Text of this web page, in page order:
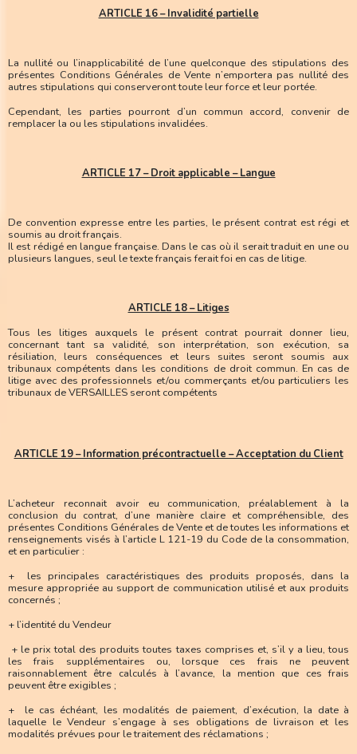
ARTICLE 16 – Invalidité partielle
La nullité ou l’inapplicabilité de l’une quelconque des stipulations des
présentes Conditions Générales de Vente n’emportera pas nullité des
autres stipulations qui conserveront toute leur force et leur portée.
Cependant, les parties pourront d’un commun accord, convenir de
remplacer la ou les stipulations invalidées.
ARTICLE 17 – Droit applicable – Langue
De convention expresse entre les parties, le présent contrat est régi et
soumis au droit français.
Il est rédigé en langue française. Dans le cas où il serait traduit en une ou
plusieurs langues, seul le texte français ferait foi en cas de litige.
ARTICLE 18 – Litiges
Tous les litiges auxquels le présent contrat pourrait donner lieu,
concernant tant sa validité, son interprétation, son exécution, sa
résiliation, leurs conséquences et leurs suites seront soumis aux
tribunaux compétents dans les conditions de droit commun. En cas de
litige avec des professionnels et/ou commerçants et/ou particuliers les
tribunaux de VERSAILLES seront compétents
ARTICLE 19 – Information précontractuelle – Acceptation du Client
L’acheteur reconnait avoir eu communication, préalablement à la
conclusion du contrat, d’une manière claire et compréhensible, des
présentes Conditions Générales de Vente et de toutes les informations et
renseignements visés à l’article L 121-19 du Code de la consommation,
et en particulier :
+ les principales caractéristiques des produits proposés, dans la
mesure appropriée au support de communication utilisé et aux produits
concernés ;
+ l’identité du Vendeur
+ le prix total des produits toutes taxes comprises et, s’il y a lieu, tous
les frais supplémentaires ou, lorsque ces frais ne peuvent
raisonnablement être calculés à l’avance, la mention que ces frais
peuvent être exigibles ;
+ le cas échéant, les modalités de paiement, d’exécution, la date à
laquelle le Vendeur s’engage à ses obligations de livraison et les
modalités prévues pour le traitement des réclamations ;